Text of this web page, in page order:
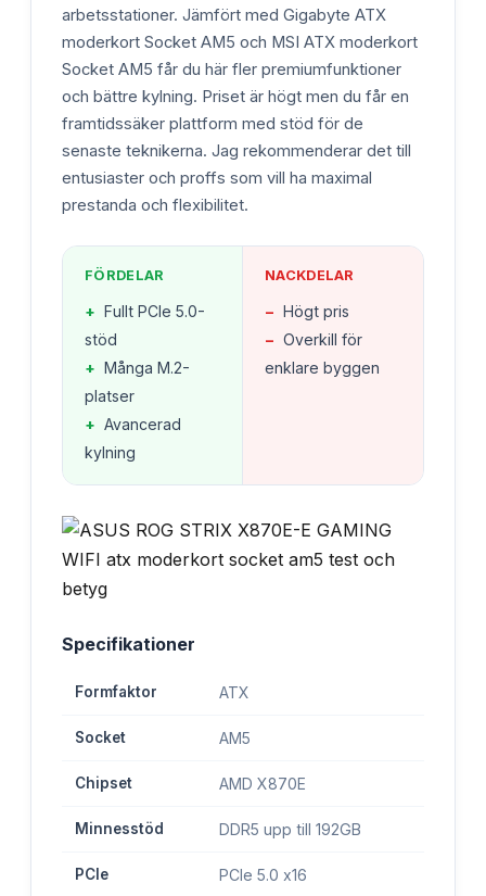
arbetsstationer. Jämfört med Gigabyte ATX
moderkort Socket AM5 och MSI ATX moderkort
Socket AM5 får du här fler premiumfunktioner
och bättre kylning. Priset är högt men du får en
framtidssäker plattform med stöd för de
senaste teknikerna. Jag rekommenderar det till
entusiaster och proffs som vill ha maximal
prestanda och flexibilitet.
FÖRDELAR
+ Fullt PCIe 5.0-
stöd
+ Många M.2-
platser
+ Avancerad
kylning
NACKDELAR
− Högt pris
− Overkill för
enklare byggen
Specifikationer
Formfaktor ATX
Socket AM5
Chipset AMD X870E
Minnesstöd DDR5 upp till 192GB
PCIe PCIe 5.0 x16